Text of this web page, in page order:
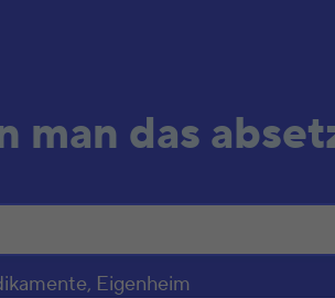
man das
Eigenheim